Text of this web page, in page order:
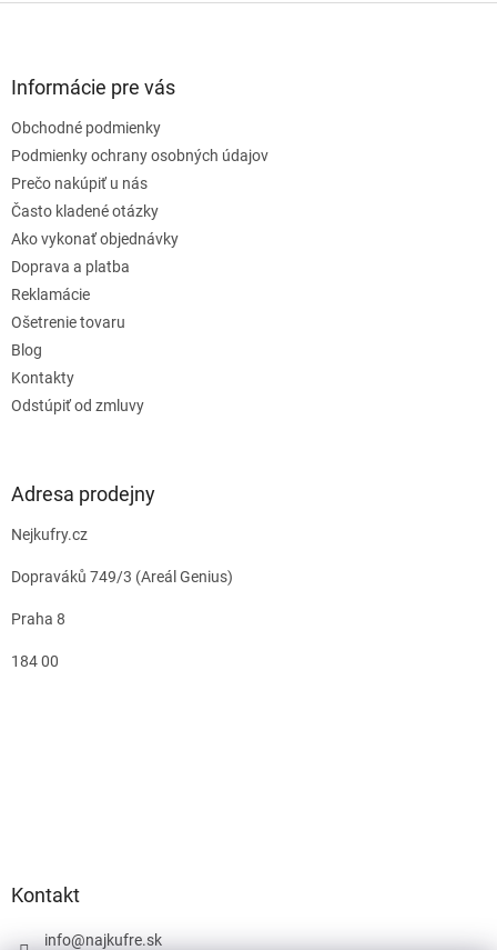
Informácie pre vás
Obchodné podmienky
Podmienky ochrany osobných údajov
Prečo nakúpiť u nás
Často kladené otázky
Ako vykonať objednávky
Doprava a platba
Reklamácie
Ošetrenie tovaru
Blog
Kontakty
Odstúpiť od zmluvy
Adresa prodejny
Nejkufry.cz
Dopraváků 749/3 (Areál Genius)
Praha 8
184 00
Kontakt
info@najkufre.sk